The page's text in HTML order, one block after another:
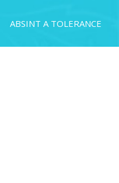
ABSINT A TOLERANCE